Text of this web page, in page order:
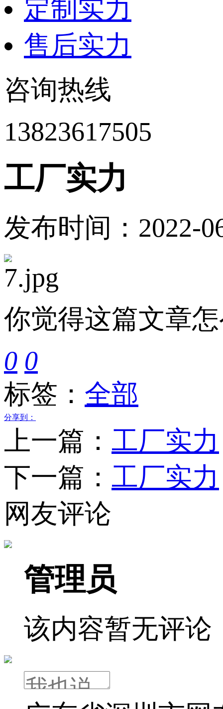
定制实力
售后实力
咨询热线
13823617505
工厂实力
发布时间：2022-
你觉得这篇文章
0 0
标签： 全部
分享到：
上一篇： 工厂实力
下一篇： 工厂实力
网友评论
管理员
该内容暂无评论